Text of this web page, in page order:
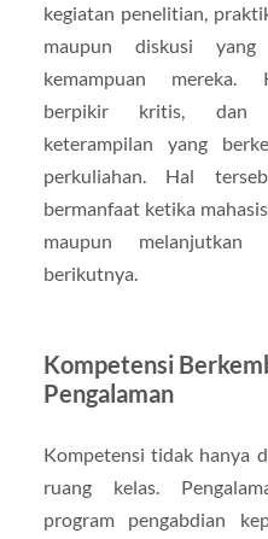
kegiatan penelitian,
maupun diskusi yang
kemampuan mereka.
berpikir kritis, dan
keterampilan yang
perkuliahan. Hal
bermanfaat ketika
maupun
berikutnya.
Kompetensi
Pengalaman
Kompetensi tidak hanya
ruang kelas.
program pengabdian